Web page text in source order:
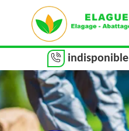
indisponible